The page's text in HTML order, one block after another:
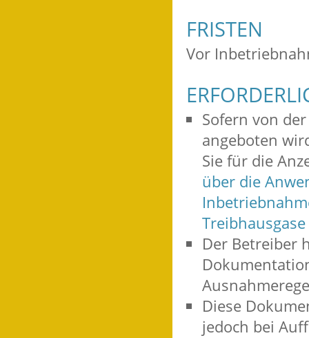
FRISTEN
Vor
Sofern von
angeboten
Sie für die
über die
Der Betreiber
Diese
jedoch bei